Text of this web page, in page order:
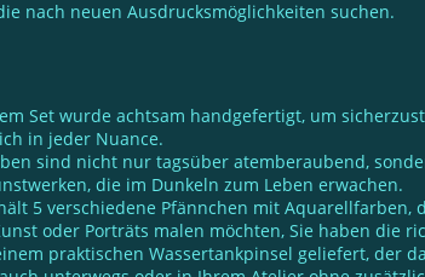
nach neuen Ausdrucksmöglichkeiten suchen.
Set wurde achtsam handgefertigt, um
in jeder Nuance.
sind nicht nur tagsüber atemberaubend,
die im Dunkeln zum Leben erwachen.
5 verschiedene Pfännchen mit
oder Porträts malen möchten, Sie haben die
praktischen Wassertankpinsel geliefert, der